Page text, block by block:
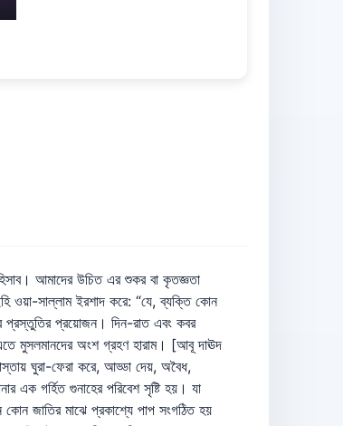
আমাদের উচিত এর শুকর বা কৃতজ্ঞতা
ওয়া-সাল্লাম ইরশাদ করে: “যে, ব্যক্তি কোন
প্রস্তুতির প্রয়োজন। দিন-রাত এবং কবর
এতে মুসলমানদের অংশ গ্রহণ হারাম। [আবূ দাঊদ
ঘুরা-ফেরা করে, আড্ডা দেয়, অবৈধ,
এক গর্হিত গুনাহের পরিবেশ সৃষ্টি হয়। যা
জাতির মাঝে প্রকাশ্যে পাপ সংগঠিত হয়